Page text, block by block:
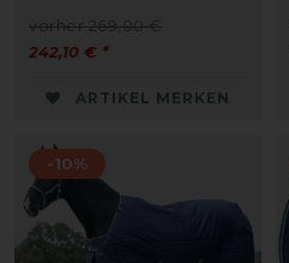
vorher 269,00 €
242,10 € *
ARTIKEL MERKEN
-10%